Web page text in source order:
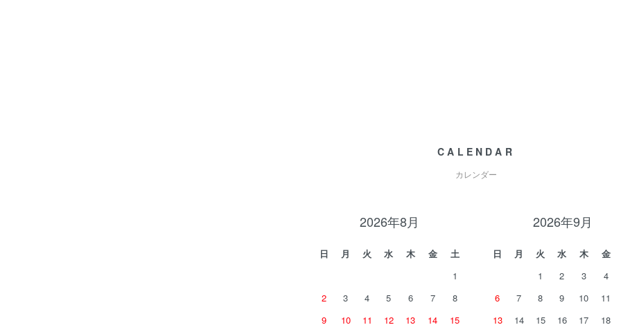
CALENDAR
カレンダー
2026年8月
日 月 火 水 木 金
土
1
2
3 4 5 6 7
8
9
10 11 12 13 14
15
2026年9月
日 月 火 水 木 金
1
2 3 4
6
7 8 9 10 11
13
14 15 16 17 18